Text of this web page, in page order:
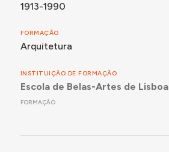
1913-1990
FORMAÇÃO
Arquitetura
INSTITUIÇÃO DE FORMAÇÃO
Escola de Belas-Artes de Lisboa
FORMAÇÃO